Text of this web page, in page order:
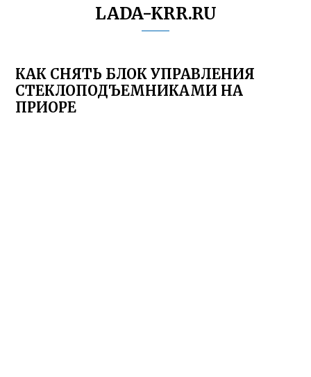
LADA-KRR.RU
КАК СНЯТЬ БЛОК УПРАВЛЕНИЯ
СТЕКЛОПОДЪЕМНИКАМИ НА
ПРИОРЕ